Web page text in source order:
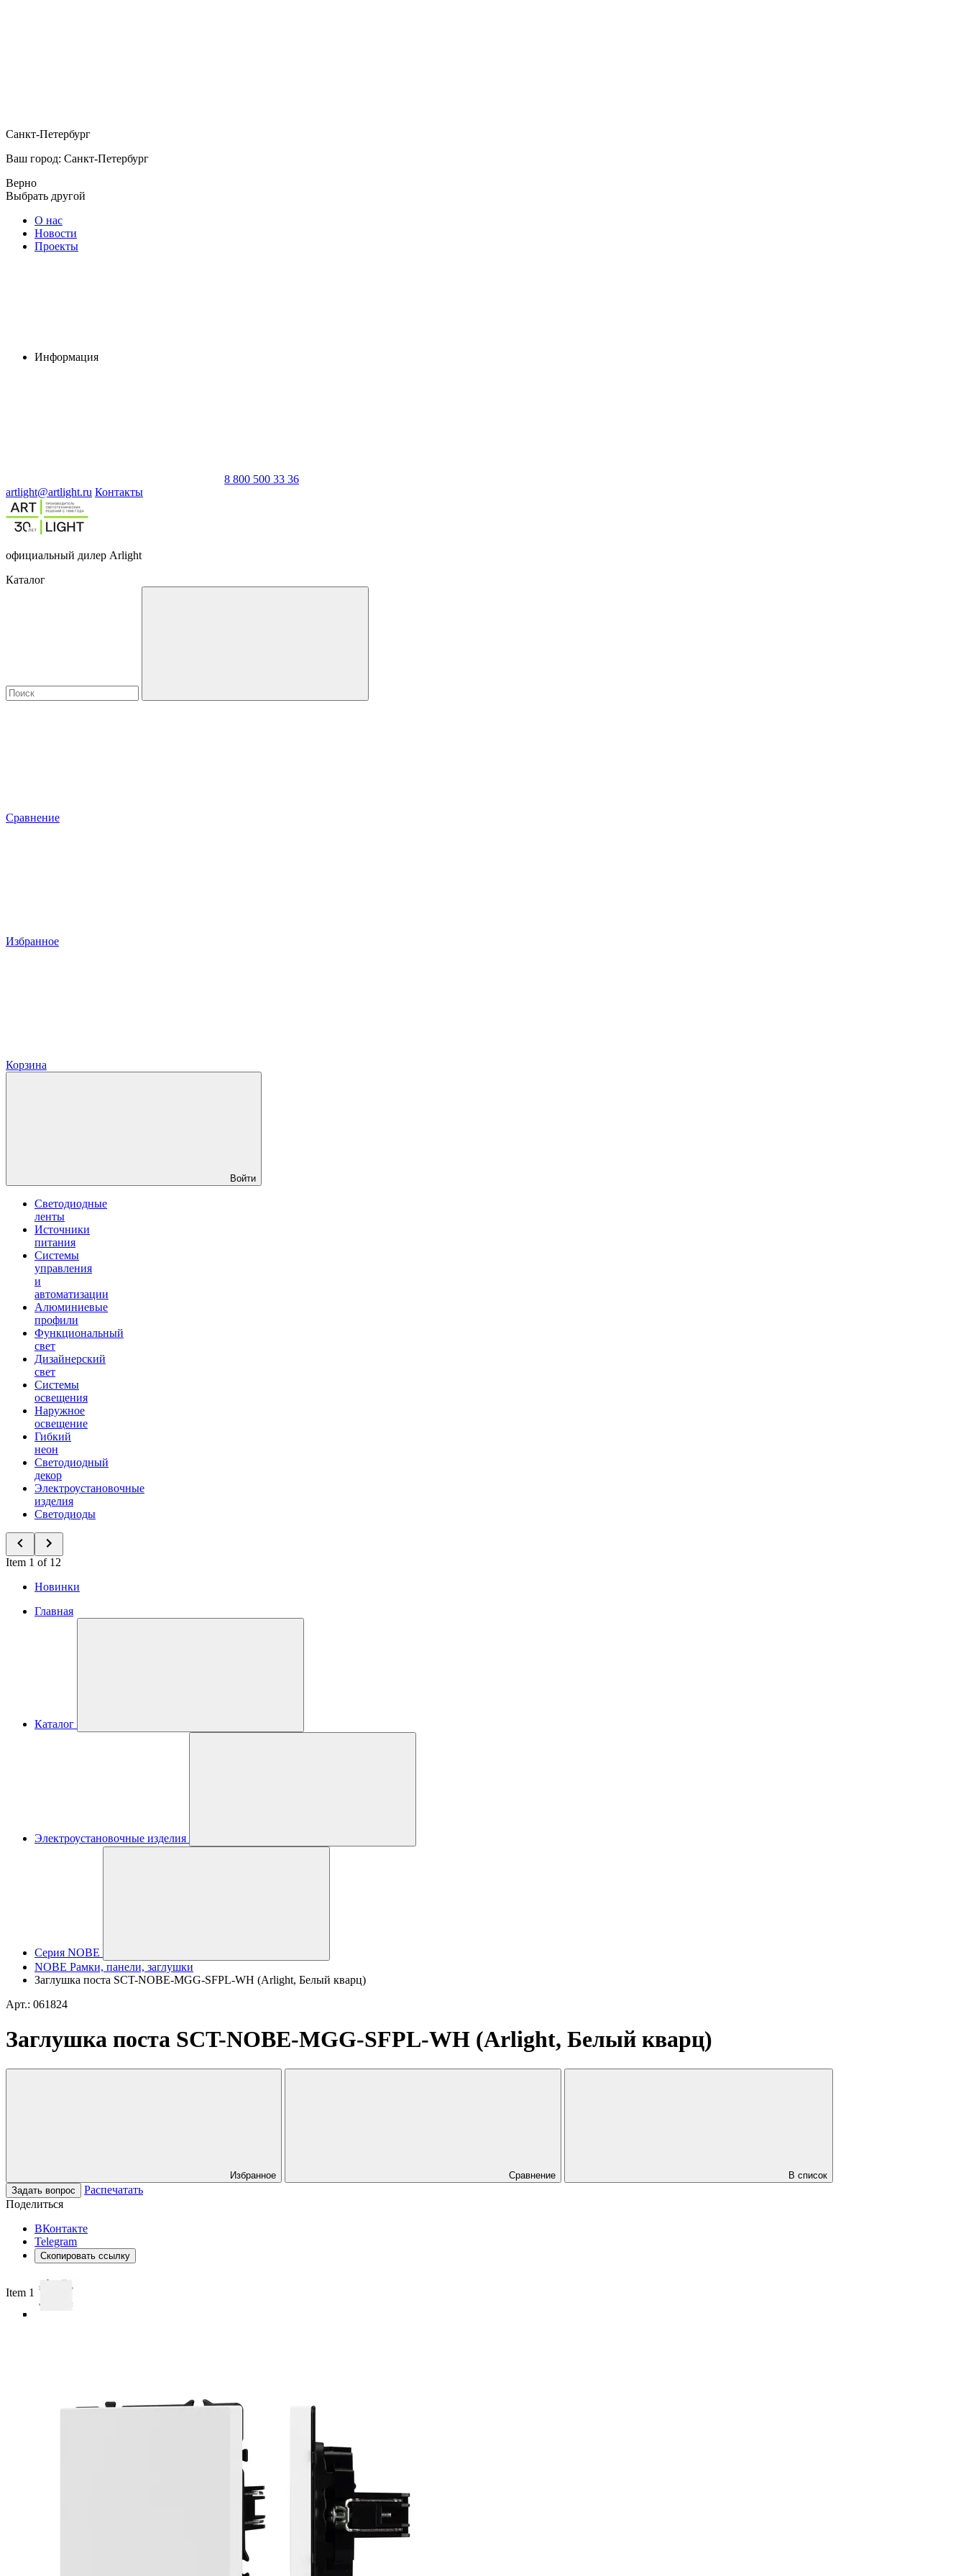
Санкт-Петербург
Ваш город: Санкт-Петербург
Верно
Выбрать другой
О нас
Новости
Проекты
Информация
8 800 500 33 36
artlight@artlight.ru Контакты
официальный дилер Arlight
Каталог
Сравнение
Избранное
Корзина
Войти
Светодиодные
ленты
Источники
питания
Системы
управления
и
автоматизации
Алюминиевые
профили
Функциональный
свет
Дизайнерский
свет
Системы
освещения
Наружное
освещение
Гибкий
неон
Светодиодный
декор
Электроустановочные
изделия
Светодиоды
Item 1 of 12
Новинки
Главная
Каталог
Электроустановочные изделия
Серия NOBE
NOBE Рамки, панели, заглушки
Заглушка поста SCT-NOBE-MGG-SFPL-WH (Arlight, Белый кварц)
Арт.: 061824
Заглушка поста SCT-NOBE-MGG-SFPL-WH (Arlight, Белый кварц)
Избранное Сравнение
В список
Задать вопрос
Распечатать
Поделиться
ВКонтакте
Telegram
Скопировать ссылку
Item 1 of 4